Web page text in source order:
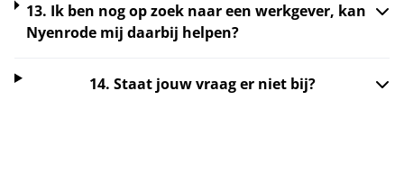
13. Ik ben nog op zoek naar een werkgever, kan
Nyenrode mij daarbij helpen?
14. Staat jouw vraag er niet bij?